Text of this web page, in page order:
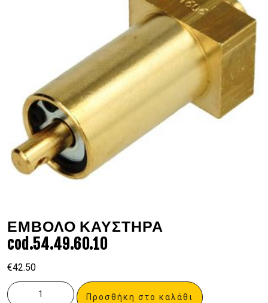
ΕΜΒΟΛΟ ΚΑΥΣΤΗΡΑ
cod.54.49.60.10
€42.50
Προσθήκη στο καλάθι